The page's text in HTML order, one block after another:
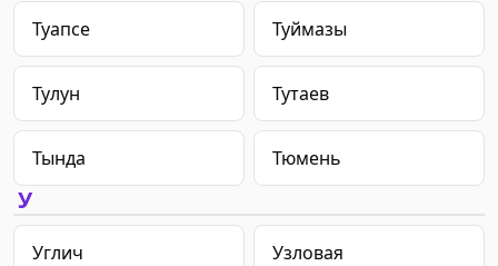
Туапсе Туймазы
Тулун Тутаев
Тында Тюмень
У
Углич Узловая